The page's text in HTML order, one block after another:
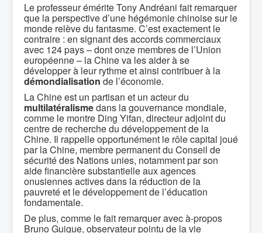
Le professeur émérite Tony Andréani fait remarquer
que la perspective d’une hégémonie chinoise sur le
monde relève du fantasme. C’est exactement le
contraire : en signant des accords commerciaux
avec 124 pays – dont onze membres de l’Union
européenne – la Chine va les aider à se
développer à leur rythme et ainsi contribuer à la
démondialisationde l’économie.
La Chine est un partisan et un acteur du
multilatéralismedans la gouvernance mondiale,
comme le montre Ding Yifan, directeur adjoint du
centre de recherche du développement de la
Chine. Il rappelle opportunément le rôle capital joué
par la Chine, membre permanent du Conseil de
sécurité des Nations unies, notamment par son
aide financière substantielle aux agences
onusiennes actives dans la réduction de la
pauvreté et le développement de l’éducation
fondamentale.
De plus, comme le fait remarquer avec à-propos
Bruno Guigue, observateur pointu de la vie